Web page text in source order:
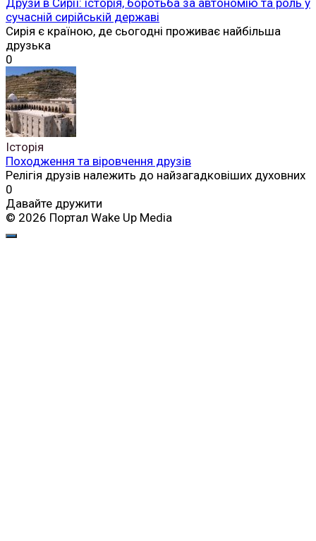
сучасній сирійській державі
Сирія є країною, де сьогодні проживає найбільша
друзька
0
Історія
Походження та віровчення друзів
Релігія друзів належить до найзагадковіших духовних
0
Давайте дружити
© 2026 Портал Wake Up Media